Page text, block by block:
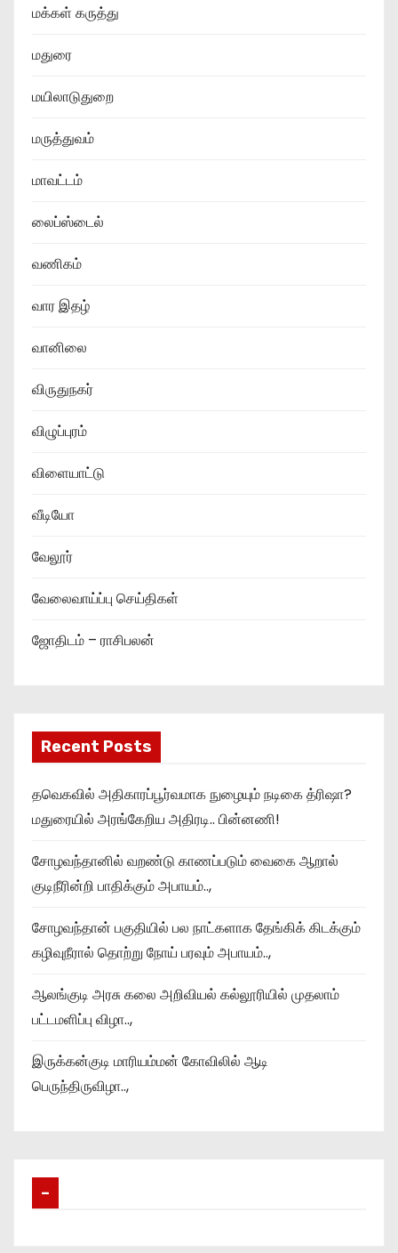
மக்கள் கருத்து
மதுரை
மயிலாடுதுறை
மருத்துவம்
மாவட்டம்
லைப்ஸ்டைல்
வணிகம்
வார இதழ்
வானிலை
விருதுநகர்
விழுப்புரம்
விளையாட்டு
வீடியோ
வேலூர்
வேலைவாய்ப்பு செய்திகள்
ஜோதிடம் – ராசிபலன்
Recent Posts
தவெகவில் அதிகாரப்பூர்வமாக நுழையும் நடிகை த்ரிஷா?
மதுரையில் அரங்கேறிய அதிரடி.. பின்னணி!
சோழவந்தானில் வறண்டு காணப்படும் வைகை ஆறால்
குடிநீரின்றி பாதிக்கும் அபாயம்..,
சோழவந்தான் பகுதியில் பல நாட்களாக தேங்கிக் கிடக்கும்
கழிவுநீரால் தொற்று நோய் பரவும் அபாயம்..,
ஆலங்குடி அரசு கலை அறிவியல் கல்லூரியில் முதலாம்
பட்டமளிப்பு விழா..,
இருக்கன்குடி மாரியம்மன் கோவிலில் ஆடி
பெருந்திருவிழா..,
–